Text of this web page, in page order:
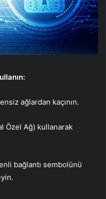
ağlardan kaçının.
Özel Ağ) kullanarak
bağlantı sembolünü